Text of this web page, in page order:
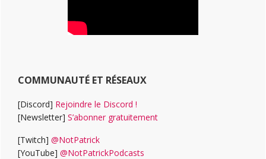
COMMUNAUTÉ ET RÉSEAUX
[Discord] Rejoindre le Discord !
[Newsletter] S’abonner gratuitement
[Twitch] @NotPatrick
[YouTube] @NotPatrickPodcasts